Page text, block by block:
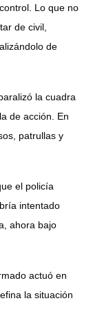
Lo que no
de civil,
de
la cuadra
de acción. En
patrullas y
el policía
intentado
ahora bajo
actuó en
la situación